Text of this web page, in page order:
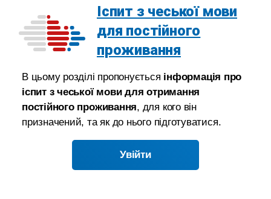
Іспит з чеської мови
для постійного
проживання
В цьому розділі пропонується інформація про
іспит з чеської мови для отримання
постійного проживання, для кого він
призначений, та як до нього підготуватися.
Увійти